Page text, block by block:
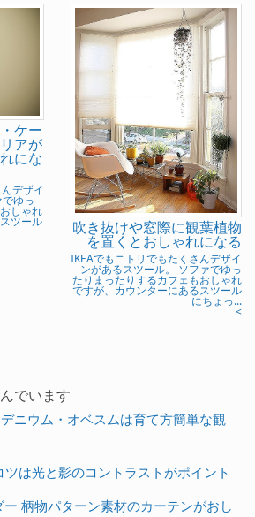
ケー
アが
にな
デザイ
ゆっ
しゃれ
ツール 吹き抜けや窓際に観葉植物
を置くとおしゃれになる
IKEAでもニトリでもたくさんデザイ
ンがあるスツール。 ソファでゆっ
たりまったりするカフェもおしゃれ
ですが、カウンターにあるスツール
にちょっ...
<
でいます
ニウム・オベスムは育て方簡単な観
は光と影のコントラストがポイント
ー 柄物パターン素材のカーテンがおし